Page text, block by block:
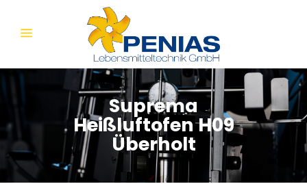
Suprema
Heißluftofen H09
Überholt